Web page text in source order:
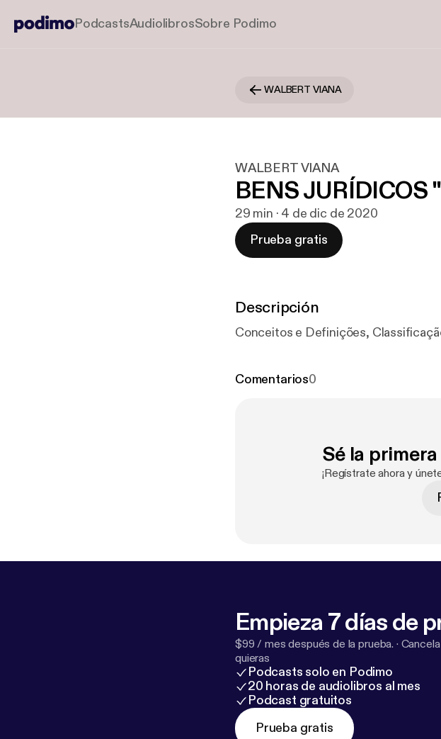
PodcastsAudiolibrosSobre Podimo
WALBERT VIANA
WALBERT VIANA
BENS JURÍDICOS
29 min · 4 de dic de 2020
Prueba gratis
Descripción
Conceitos e Definições,
Comentarios0
Sé la
¡Regístrate ahora y
Empieza 7 días de
$99 / mes después de la prueba. ·
quieras
Podcasts solo en Podimo
20 horas de audiolibros al mes
Podcast gratuitos
Prueba gratis